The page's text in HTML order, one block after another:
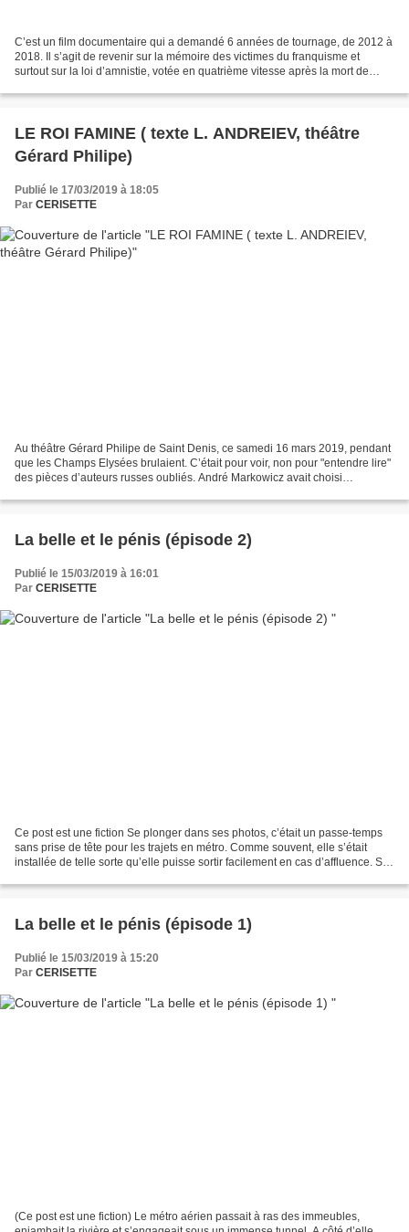
C’est un film documentaire qui a demandé 6 années de tournage, de 2012 à
2018. Il s’agit de revenir sur la mémoire des victimes du franquisme et
surtout sur la loi d’amnistie, votée en quatrième vitesse après la mort de
LE ROI FAMINE ( texte L. ANDREIEV, théâtre
Gérard Philipe)
Publié le 17/03/2019 à 18:05
Par CERISETTE
Au théâtre Gérard Philipe de Saint Denis, ce samedi 16 mars 2019, pendant
que les Champs Elysées brulaient. C’était pour voir, non pour "entendre lire"
des pièces d’auteurs russes oubliés. André Markowicz avait choisi
La belle et le pénis (épisode 2)
Publié le 15/03/2019 à 16:01
Par CERISETTE
Ce post est une fiction Se plonger dans ses photos, c’était un passe-temps
sans prise de tête pour les trajets en métro. Comme souvent, elle s’était
installée de telle sorte qu’elle puisse sortir facilement en cas d’affluence. Sur
La belle et le pénis (épisode 1)
Publié le 15/03/2019 à 15:20
Par CERISETTE
(Ce post est une fiction) Le métro aérien passait à ras des immeubles,